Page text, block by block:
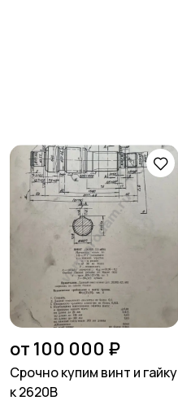
от 100 000 ₽
Срочно купим винт и гайку
к 2620В